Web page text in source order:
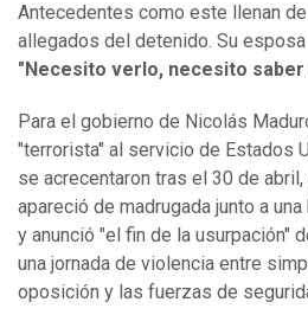
Antecedentes como este llenan
allegados del detenido. Su
"Necesito verlo, necesito saber
Para el gobierno de Nicolás
"terrorista" al servicio de Estados
se acrecentaron tras el 30 de
apareció de madrugada junto a
y anunció "el fin de la usurpación"
una jornada de violencia entre
oposición y las fuerzas de